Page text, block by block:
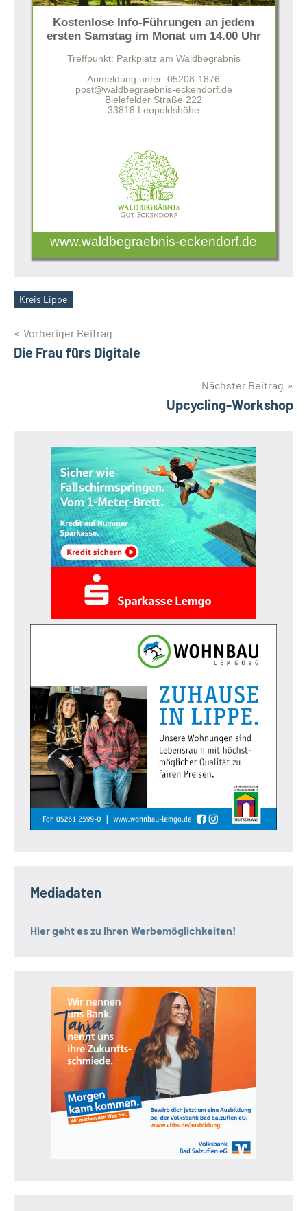
Kostenlose Info-Führungen an jedem
ersten Samstag im Monat um 14.00 Uhr
Treffpunkt: Parkplatz am Waldbegräbnis
Anmeldung unter: 05208-1876
post@waldbegraebnis-eckendorf.de
Bielefelder Straße 222
33818 Leopoldshöhe
www.waldbegraebnis-eckendorf.de
Schlagwörter
Kreis Lippe
Beitragsnavigation
Vorheriger Beitrag
Die Frau fürs Digitale
Nächster Beitrag
Upcycling-Workshop
Mediadaten
Hier geht es zu Ihren Werbemöglichkeiten!